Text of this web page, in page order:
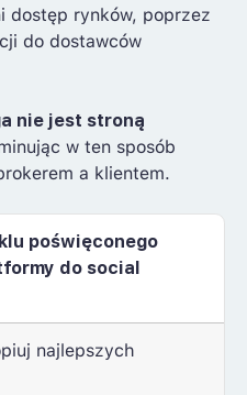
dostęp rynków, poprzez
do dostawców
nie jest stroną
w ten sposób
a klientem.
poświęconego
do social
najlepszych